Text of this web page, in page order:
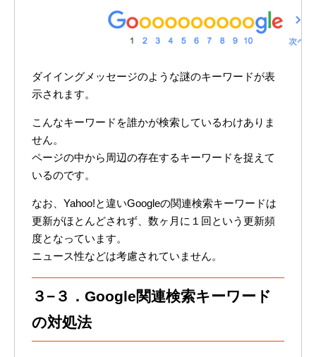
ダイイングメッセージのような謎のキーワードが表
示されます。
こんなキーワードを誰かが検索しているわけありま
せん。
ページの中から周辺の存在するキーワードを捉えて
いるのです。
なお、Yahoo!と違いGoogleの関連検索キーワードは
更新がほとんどされず、数ヶ月に１回という更新頻
度となっています。
ニュース性などは考慮されていません。
３−３．Google関連検索キーワード
の対処法